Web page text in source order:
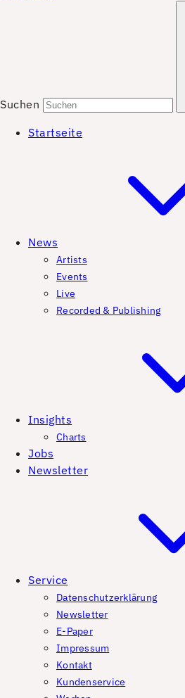
Suchen
Startseite
News
Artists
Events
Live
Recorded & Publishing
Insights
Charts
Jobs
Newsletter
Service
Datenschutzerklärung
Newsletter
E-Paper
Impressum
Kontakt
Kundenservice